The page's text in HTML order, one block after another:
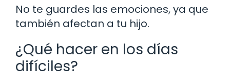
No te guardes las emociones, ya que
también afectan a tu hijo.
¿Qué hacer en los días
difíciles?